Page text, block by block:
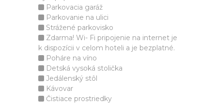
Parkovacia garáž
Parkovanie na ulici
Strážené parkovisko
Zdarma! Wi- Fi pripojenie na internet je
k dispozícii v celom hoteli a je bezplatné.
Poháre na víno
Detská vysoká stolička
Jedálenský stôl
Kávovar
Čistiace prostriedky